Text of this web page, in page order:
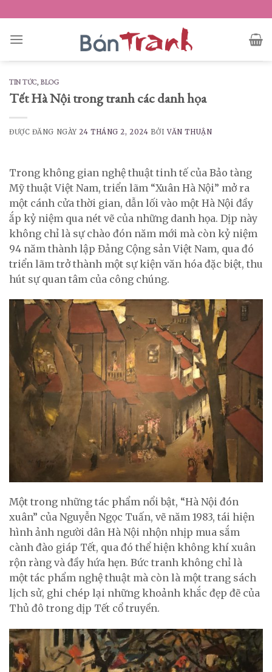
to
content
TIN TỨC,BLOG
Tết Hà Nội trong tranh các danh họa
ĐƯỢC ĐĂNG NGÀY 24 THÁNG 2, 2024 BỞIVĂN THUẬN
Trong không gian nghệ thuật tinh tế của Bảo tàng
Mỹ thuật Việt Nam, triển lãm “Xuân Hà Nội” mở ra
một cánh cửa thời gian, dẫn lối vào một Hà Nội đầy
ắp kỷ niệm qua nét vẽ của những danh họa. Dịp này
không chỉ là sự chào đón năm mới mà còn kỷ niệm
94 năm thành lập Đảng Cộng sản Việt Nam, qua đó
triển lãm trở thành một sự kiện văn hóa đặc biệt, thu
hút sự quan tâm của công chúng.
Một trong những tác phẩm nổi bật, “Hà Nội đón
xuân” của Nguyễn Ngọc Tuấn, vẽ năm 1983, tái hiện
hình ảnh người dân Hà Nội nhộn nhịp mua sắm
cành đào giáp Tết, qua đó thể hiện không khí xuân
rộn ràng và đầy hứa hẹn. Bức tranh không chỉ là
một tác phẩm nghệ thuật mà còn là một trang sách
lịch sử, ghi chép lại những khoảnh khắc đẹp đẽ của
Thủ đô trong dịp Tết cổ truyền.